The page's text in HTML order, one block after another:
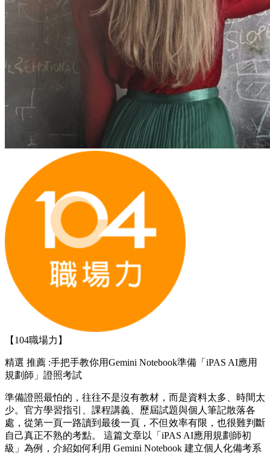
【104職場力】
精選 推薦 :手把手教你用Gemini Notebook準備「iPAS AI應用
規劃師」證照考試
準備證照最怕的，往往不是沒有教材，而是資料太多、時間太
少。官方學習指引、課程講義、歷屆試題與個人筆記散落各
處，從第一頁一路讀到最後一頁，不但效率有限，也很難判斷
自己真正不熟的考點。 這篇文章以「iPAS AI應用規劃師初
級」為例，介紹如何利用 Gemini Notebook 建立個人化備考系